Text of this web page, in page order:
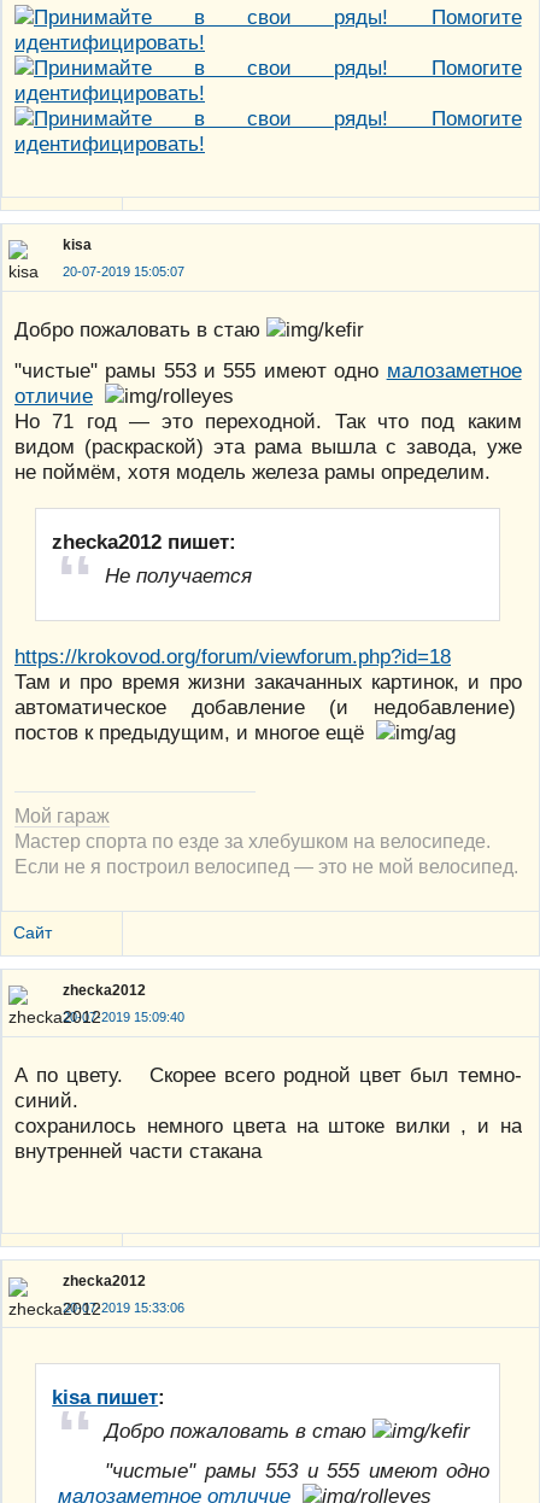
kisa
20-07-2019 15:05:07
Добро пожаловать в стаю
"чистые" рамы 553 и 555 имеют одно малозаметное
отличие
Но 71 год — это переходной. Так что под каким
видом (раскраской) эта рама вышла с завода, уже
не поймём, хотя модель железа рамы определим.
zhecka2012 пишет:
Не получается
https://krokovod.org/forum/viewforum.php?id=18
Там и про время жизни закачанных картинок, и про
автоматическое добавление (и недобавление)
постов к предыдущим, и многое ещё
Мой гараж
Мастер спорта по езде за хлебушком на велосипеде.
Если не я построил велосипед — это не мой велосипед.
Сайт
zhecka2012
20-07-2019 15:09:40
А по цвету. Скорее всего родной цвет был темно-
синий.
сохранилось немного цвета на штоке вилки , и на
внутренней части стакана
zhecka2012
20-07-2019 15:33:06
kisa пишет:
Добро пожаловать в стаю
"чистые" рамы 553 и 555 имеют одно
малозаметное отличие